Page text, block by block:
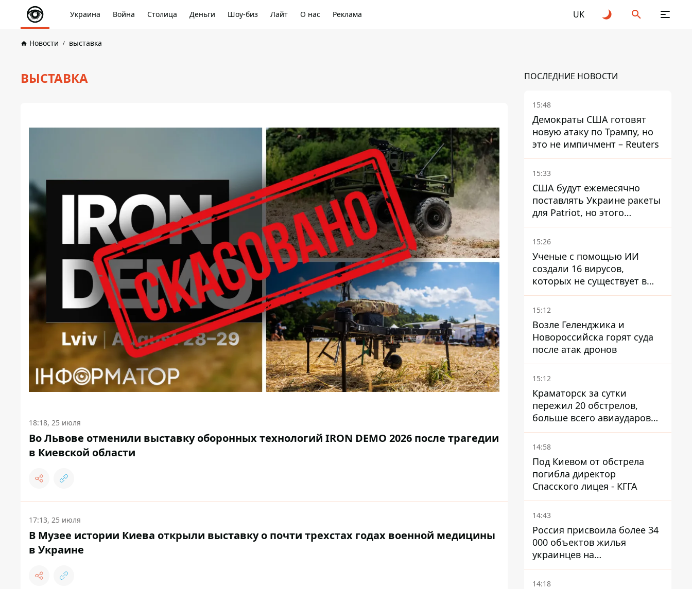
Украина Война Столица Деньги Шоу-биз Лайт О нас Реклама UK
Новости выставка
ВЫСТАВКА
18:18, 25 июля
Во Львове отменили выставку оборонных технологий IRON DEMO 2026 после трагедии
в Киевской области
17:13, 25 июля
В Музее истории Киева открыли выставку о почти трехстах годах военной медицины
в Украине
ПОСЛЕДНИЕ НОВОСТИ
15:48
Демократы США готовят
новую атаку по Трампу, но
это не импичмент – Reuters
15:33
США будут ежемесячно
поставлять Украине ракеты
для Patriot, но этого
недостаточно – Зеленский
15:26
Ученые с помощью ИИ
создали 16 вирусов,
которых не существует в
природе
15:12
Возле Геленджика и
Новороссийска горят суда
после атак дронов
15:12
Краматорск за сутки
пережил 20 обстрелов,
больше всего авиаударов
КАБ-250
14:58
Под Киевом от обстрела
погибла директор
Спасского лицея - КГГА
14:43
Россия присвоила более 34
000 объектов жилья
украинцев на
оккупированных
территориях -
14:18